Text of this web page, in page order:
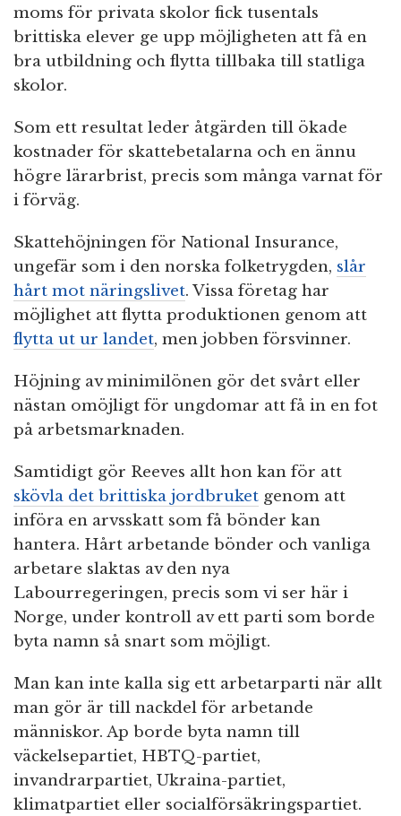
moms för privata skolor fick tusentals
brittiska elever ge upp möjligheten att få en
bra utbildning och flytta tillbaka till statliga
skolor.
Som ett resultat leder åtgärden till ökade
kostnader för skattebetalarna och en ännu
högre lärarbrist, precis som många varnat för
i förväg.
Skattehöjningen för National Insurance,
ungefär som i den norska folketrygden, slår
hårt mot näringslivet. Vissa företag har
möjlighet att flytta produktionen genom att
flytta ut ur landet, men jobben försvinner.
Höjning av minimilönen gör det svårt eller
nästan omöjligt för ungdomar att få in en fot
på arbetsmarknaden.
Samtidigt gör Reeves allt hon kan för att
skövla det brittiska jordbruket genom att
införa en arvsskatt som få bönder kan
hantera. Hårt arbetande bönder och vanliga
arbetare slaktas av den nya
Labourregeringen, precis som vi ser här i
Norge, under kontroll av ett parti som borde
byta namn så snart som möjligt.
Man kan inte kalla sig ett arbetarparti när allt
man gör är till nackdel för arbetande
människor. Ap borde byta namn till
väckelsepartiet, HBTQ-partiet,
invandrarpartiet, Ukraina-partiet,
klimatpartiet eller socialförsäkringspartiet.